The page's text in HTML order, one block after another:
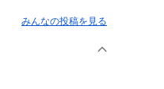
みんなの投稿を見る